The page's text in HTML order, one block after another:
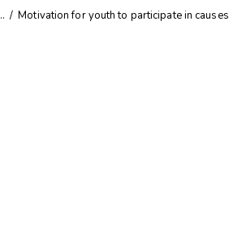
Motivation for youth to participate in causes